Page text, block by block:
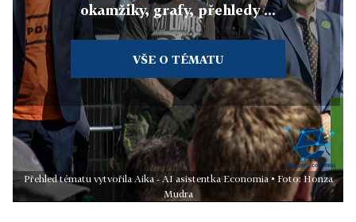
okamžiky, grafy, přehledy ...
VŠE O TÉMATU
Přehled tématu vytvořila Aika - AI asistentka Economia • Foto: Honza
Mudra